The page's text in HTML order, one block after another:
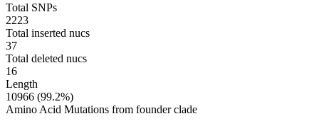
Total SNPs
2223
Total inserted nucs
37
Total deleted nucs
16
Length
10966 (99.2%)
Amino Acid Mutations from founder clade